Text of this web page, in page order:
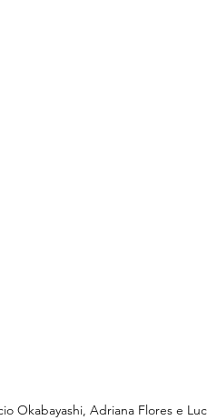
Okabayashi, Adriana Flores e